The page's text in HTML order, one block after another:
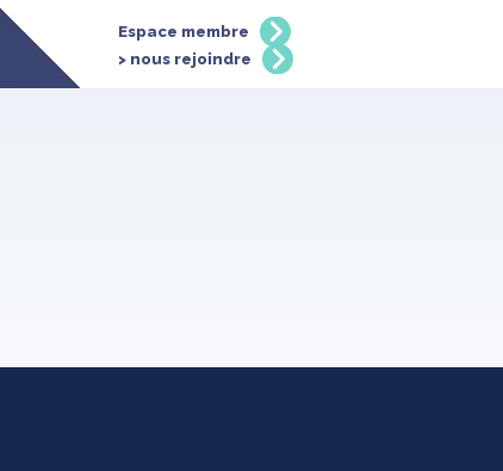
Espace membre
> nous rejoindre